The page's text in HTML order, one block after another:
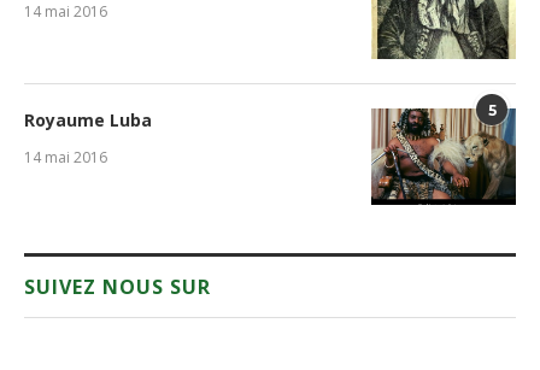
14 mai 2016
5
Royaume Luba
14 mai 2016
SUIVEZ NOUS SUR